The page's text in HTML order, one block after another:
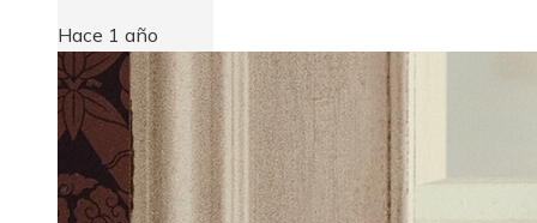
Hace 1 año